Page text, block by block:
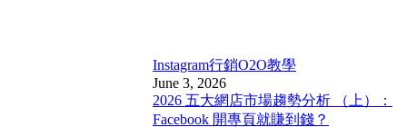
Instagram行銷O2O教學
June 3, 2026
2026 五大網店市場趨勢分析 （上）：
Facebook 開專頁就賺到錢？